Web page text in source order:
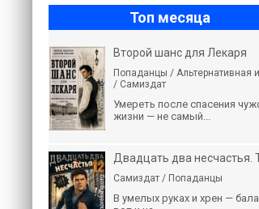
Топ месяца
Второй шанс для Лекаря
Попаданцы / Альтернативная
/ Самиздат
Умереть после спасения
жизни — не самый...
Двадцать два несчастья.
Самиздат / Попаданцы
В умелых руках и хрен —